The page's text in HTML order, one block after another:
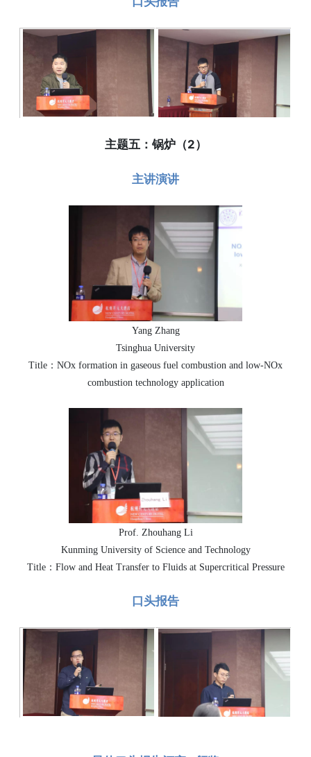
主题五：锅炉（2）
主讲演讲
Yang Zhang
Tsinghua University
Title：NOx formation in gaseous fuel combustion and low-NOx
combustion technology application
Prof. Zhouhang Li
Kunming University of Science and Technology
Title：Flow and Heat Transfer to Fluids at Supercritical Pressure
口头报告